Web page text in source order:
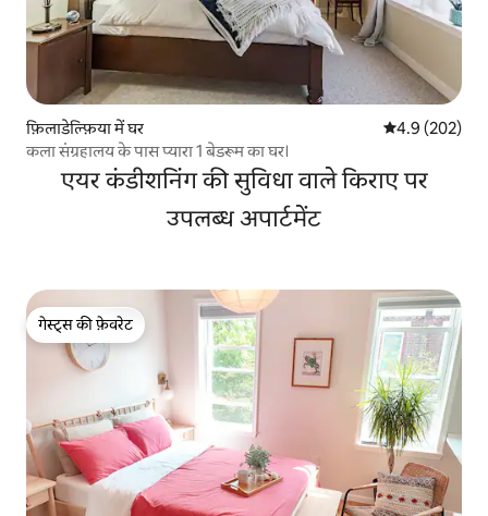
फ़िलाडेल्फ़िया में घर औसत रेटिंग 5 में
4.9 (202)
कला संग्रहालय के पास प्यारा 1 बेडरूम का घर।
एयर कंडीशनिंग की सुविधा वाले किराए पर
उपलब्ध अपार्टमेंट
गेस्ट्स की फ़ेवरेट
गेस्ट्स की फ़ेवरेट